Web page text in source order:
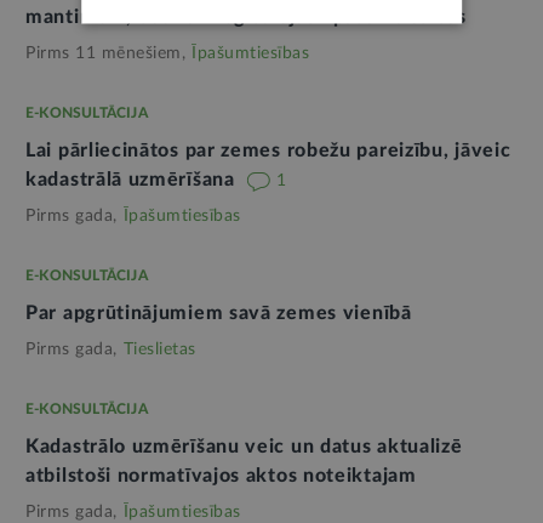
mantinieki, bet nav reģistrējuši īpašumtiesības
Pirms 11 mēnešiem, Īpašumtiesības
E-KONSULTĀCIJA
Lai pārliecinātos par zemes robežu pareizību, jāveic
kadastrālā uzmērīšana
1
Pirms gada, Īpašumtiesības
E-KONSULTĀCIJA
Par apgrūtinājumiem savā zemes vienībā
Pirms gada, Tieslietas
E-KONSULTĀCIJA
Kadastrālo uzmērīšanu veic un datus aktualizē
atbilstoši normatīvajos aktos noteiktajam
Pirms gada, Īpašumtiesības